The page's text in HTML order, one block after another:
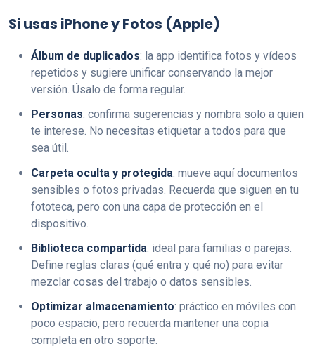
Si usas iPhone y Fotos (Apple)
Álbum de duplicados: la app identifica fotos y vídeos
repetidos y sugiere unificar conservando la mejor
versión. Úsalo de forma regular.
Personas: confirma sugerencias y nombra solo a quien
te interese. No necesitas etiquetar a todos para que
sea útil.
Carpeta oculta y protegida: mueve aquí documentos
sensibles o fotos privadas. Recuerda que siguen en tu
fototeca, pero con una capa de protección en el
dispositivo.
Biblioteca compartida: ideal para familias o parejas.
Define reglas claras (qué entra y qué no) para evitar
mezclar cosas del trabajo o datos sensibles.
Optimizar almacenamiento: práctico en móviles con
poco espacio, pero recuerda mantener una copia
completa en otro soporte.